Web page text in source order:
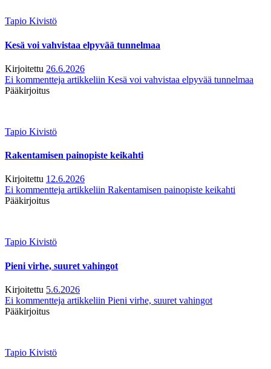
Tapio Kivistö
Kesä voi vahvistaa elpyvää tunnelmaa
Kirjoitettu 26.6.2026
Ei kommentteja artikkeliin Kesä voi vahvistaa elpyvää tunnelmaa
Pääkirjoitus
Tapio Kivistö
Rakentamisen painopiste keikahti
Kirjoitettu 12.6.2026
Ei kommentteja artikkeliin Rakentamisen painopiste keikahti
Pääkirjoitus
Tapio Kivistö
Pieni virhe, suuret vahingot
Kirjoitettu 5.6.2026
Ei kommentteja artikkeliin Pieni virhe, suuret vahingot
Pääkirjoitus
Tapio Kivistö